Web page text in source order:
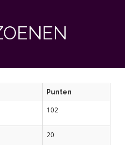
Punten
102
20